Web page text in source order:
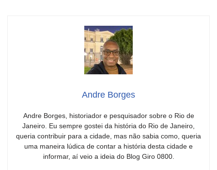
Andre Borges
Andre Borges, historiador e pesquisador sobre o Rio de
Janeiro. Eu sempre gostei da história do Rio de Janeiro,
queria contribuir para a cidade, mas não sabia como, queria
uma maneira lúdica de contar a história desta cidade e
informar, aí veio a ideia do Blog Giro 0800.